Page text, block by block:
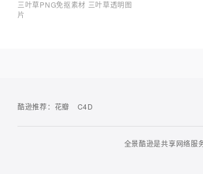
三叶草PNG免抠素材 三叶草透明图
片
酷逊推荐： 花瓣 C4D
全景酷逊是共享网络服